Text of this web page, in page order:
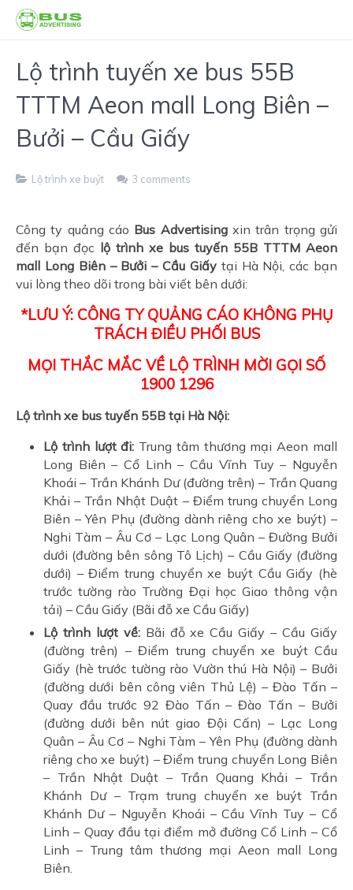
Lộ trình tuyến xe bus 55B
TTTM Aeon mall Long Biên –
Bưởi – Cầu Giấy
Lộ trình xe buýt 3 comments
Công ty quảng cáo Bus Advertisingxin trân trọng gửi
đến bạn đọc lộ trình xe bus tuyến 55B TTTM Aeon
mall Long Biên – Bưởi – Cầu Giấytại Hà Nội, các bạn
vui lòng theo dõi trong bài viết bên dưới:
*LƯU Ý: CÔNG TY QUẢNG CÁO KHÔNG PHỤ
TRÁCH ĐIỀU PHỐI BUS
MỌI THẮC MẮC VỀ LỘ TRÌNH MỜI GỌI SỐ
1900 1296
Lộ trình xe bus tuyến 55B tại Hà Nội:
Lộ trình lượt đi: Trung tâm thương mại Aeon mall
Long Biên – Cổ Linh – Cầu Vĩnh Tuy – Nguyễn
Khoái – Trần Khánh Dư (đường trên) – Trần Quang
Khải – Trần Nhật Duật – Điểm trung chuyển Long
Biên – Yên Phụ (đường dành riêng cho xe buýt) –
Nghi Tàm – Âu Cơ – Lạc Long Quân – Đường Bưởi
dưới (đường bên sông Tô Lịch) – Cầu Giấy (đường
dưới) – Điểm trung chuyển xe buýt Cầu Giấy (hè
trước tường rào Trường Đại học Giao thông vận
tải) – Cầu Giấy (Bãi đỗ xe Cầu Giấy)
Lộ trình lượt về:Bãi đỗ xe Cầu Giấy – Cầu Giấy
(đường trên) – Điểm trung chuyển xe buýt Cầu
Giấy (hè trước tường rào Vườn thú Hà Nội) – Bưởi
(đường dưới bên công viên Thủ Lệ) – Đào Tấn –
Quay đầu trước 92 Đào Tấn – Đào Tấn – Bưởi
(đường dưới bên nút giao Đội Cấn) – Lạc Long
Quân – Âu Cơ – Nghi Tàm – Yên Phụ (đường dành
riêng cho xe buýt) – Điểm trung chuyển Long Biên
– Trần Nhật Duật – Trần Quang Khải – Trần
Khánh Dư – Trạm trung chuyển xe buýt Trần
Khánh Dư – Nguyễn Khoái – Cầu Vĩnh Tuy – Cổ
Linh – Quay đầu tại điểm mở đường Cổ Linh – Cổ
Linh – Trung tâm thương mại Aeon mall Long
Biên.